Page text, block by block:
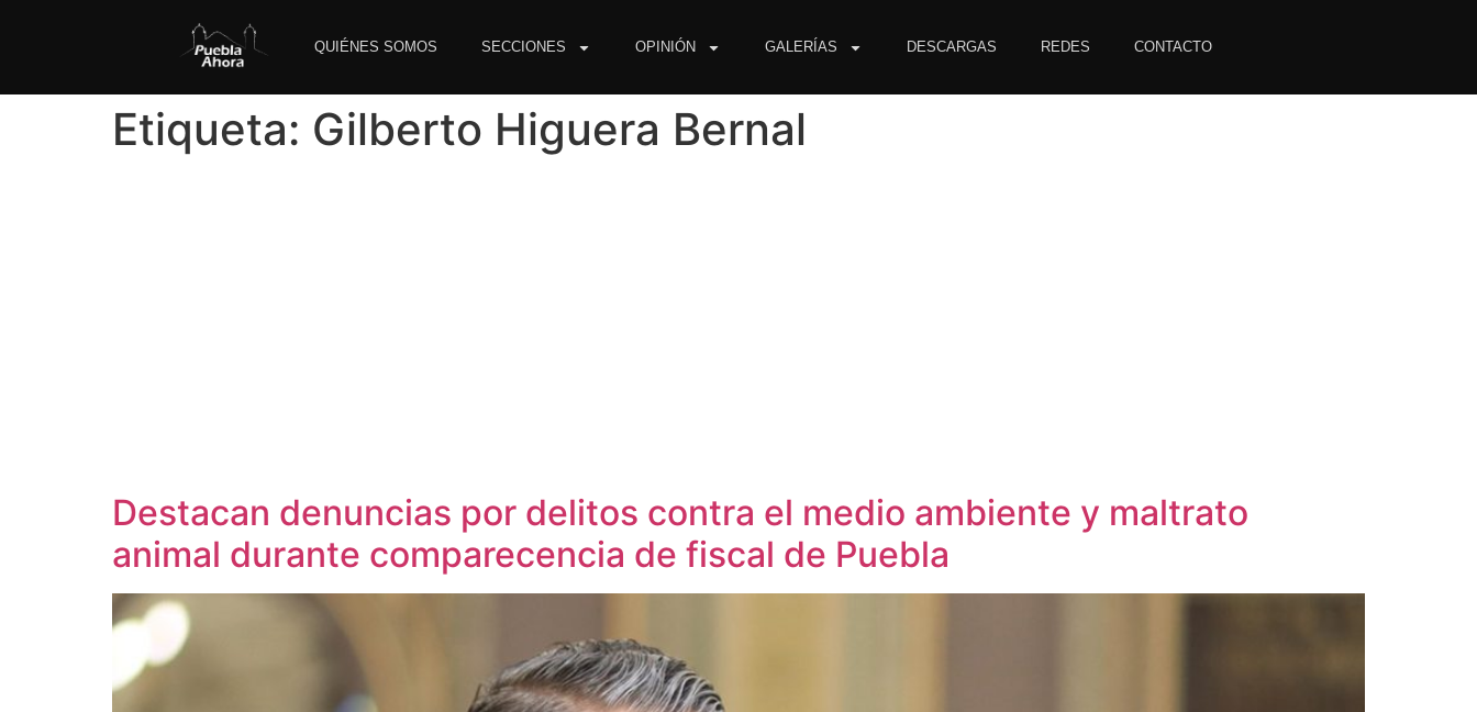
QUIÉNES SOMOS SECCIONES OPINIÓN GALERÍAS DESCARGAS REDES CONTACTO
Etiqueta: Gilberto Higuera Bernal
Destacan denuncias por delitos contra el medio ambiente y maltrato
animal durante comparecencia de fiscal de Puebla